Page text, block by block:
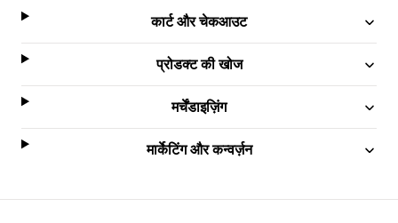
कार्ट और चेकआउट
प्रोडक्ट की खोज
मर्चेंडाइज़िंग
मार्केटिंग और कन्वर्ज़न